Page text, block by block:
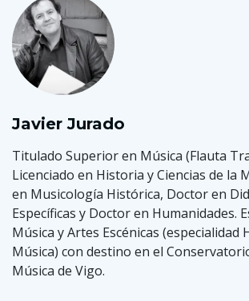
Javier Jurado
Titulado Superior en Música (Flauta
Licenciado en Historia y Ciencias de la
en Musicología Histórica, Doctor en
Específicas y Doctor en Humanidades.
Música y Artes Escénicas (especialidad
Música) con destino en el
Música de Vigo.